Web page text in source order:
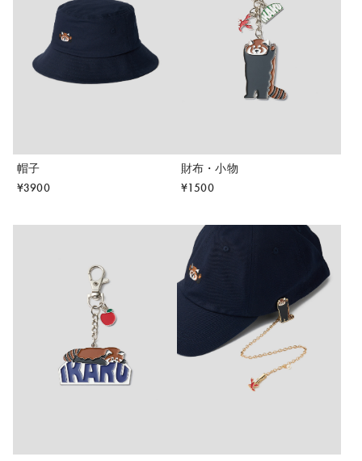
帽子
¥3900
財布・小物
¥1500